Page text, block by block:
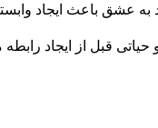
به عشق باعث ایجاد
قبل از ایجاد